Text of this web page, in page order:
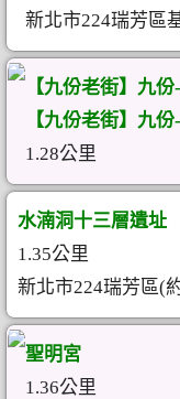
新北市224瑞芳區
【九份老街】九
【九份老街】九
1.28公里
水湳洞十三層遺址
1.35公里
新北市224瑞芳區(
聖明宮
1.36公里